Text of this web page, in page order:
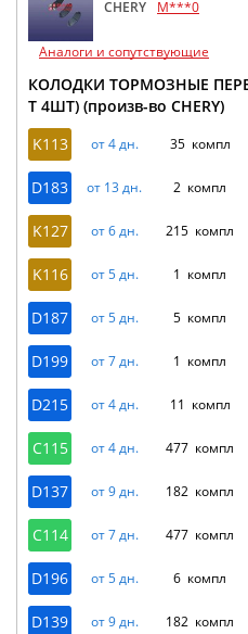
CHERY M***0
Аналоги и сопутствующие
КОЛОДКИ ТОРМОЗНЫЕ
Т 4ШТ) (произв-во CHERY)
K113
от 4 дн. 35 компл
D183 от 13 дн. 2 компл
K127 от 6 дн. 215 компл
K116 от 5 дн. 1 компл
D187 от 5 дн. 5 компл
D199 от 7 дн. 1 компл
D215 от 4 дн. 11 компл
C115 от 4 дн. 477 компл
D137 от 9 дн. 182 компл
C114 от 7 дн. 477 компл
D196 от 5 дн. 6 компл
D139 от 9 дн. 182 компл